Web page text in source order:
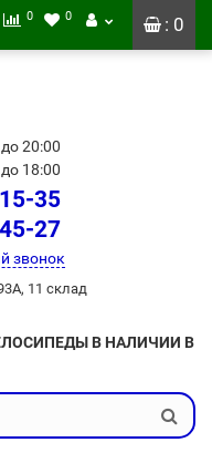
: 0
0 0
20:00
18:00
35
27
звонок
11 склад
В НАЛИЧИИ В